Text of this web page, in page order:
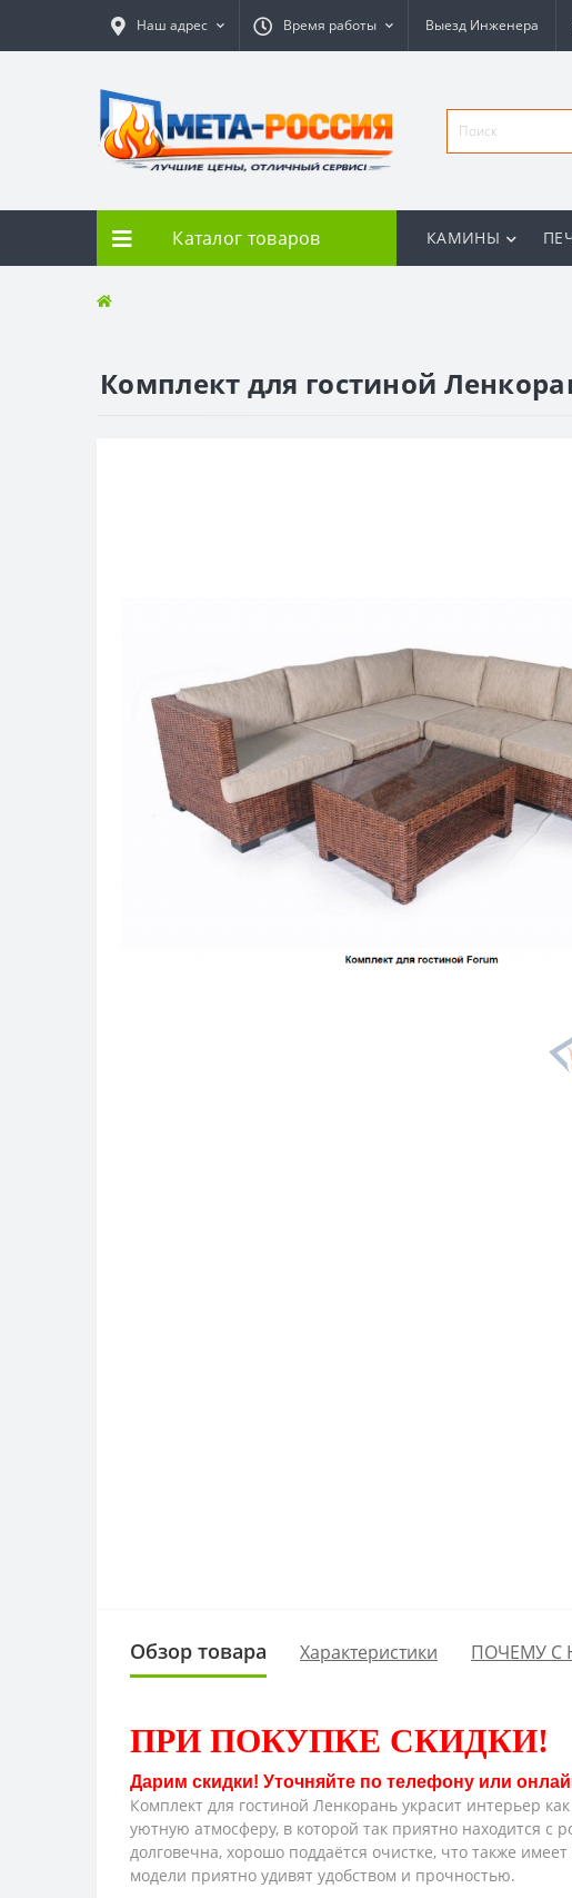
Наш адрес Время работы Выезд Инженера
Каталог товаров КАМИНЫ
Комплект для гостиной
Обзор товара Характеристики ПОЧЕМУ С
ПРИ ПОКУПКЕ СКИДКИ!
Дарим скидки! Уточняйте по телефону или
Комплект для гостиной Ленкорань украсит интерьер
уютную атмосферу, в которой так приятно находится
долговечна, хорошо поддаётся очистке, что также
модели приятно удивят удобством и прочностью.